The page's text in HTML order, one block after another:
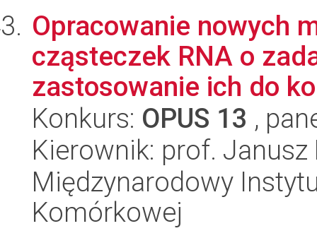
Opracowanie nowych
cząsteczek RNA o
zastosowanie ich do
Konkurs: OPUS 13 ,
Kierownik: prof.
Międzynarodowy
Komórkowej